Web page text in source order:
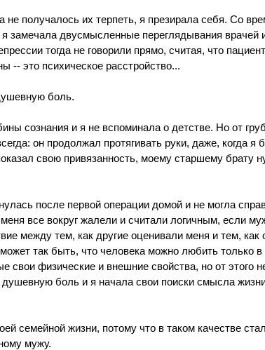
получалось их терпеть, я презирала себя. Со
замечала двусмысленные переглядывания врачей
тогда не говорили прямо, считая, что
-- это психическое расстройство...
боль.
сознания и я не вспоминала о детстве. Но от
он продолжал протягивать руки, даже, когда я
свою привязанность, моему старшему брату
после первой операции домой и не могла
все вокруг жалели и считали логичным, если
между тем, как другие оценивали меня и тем,
так быть, что человека можно любить только в
свои физические и внешние свойства, но от этого
боль и я начала свои поиски смысла
семейной жизни, потому что в таком качестве
мужу.